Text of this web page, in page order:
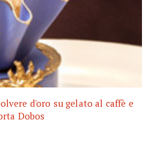
d'oro su gelato al caffè e
Dobos